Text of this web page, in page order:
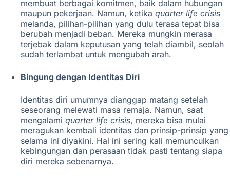
membuat berbagai komitmen, baik dalam hubungan
maupun pekerjaan. Namun, ketika quarter life crisis
melanda, pilihan-pilihan yang dulu terasa tepat bisa
berubah menjadi beban. Mereka mungkin merasa
terjebak dalam keputusan yang telah diambil, seolah
sudah terlambat untuk mengubah arah.
Bingung dengan Identitas Diri
Identitas diri umumnya dianggap matang setelah
seseorang melewati masa remaja. Namun, saat
mengalami quarter life crisis, mereka bisa mulai
meragukan kembali identitas dan prinsip-prinsip yang
selama ini diyakini. Hal ini sering kali memunculkan
kebingungan dan perasaan tidak pasti tentang siapa
diri mereka sebenarnya.